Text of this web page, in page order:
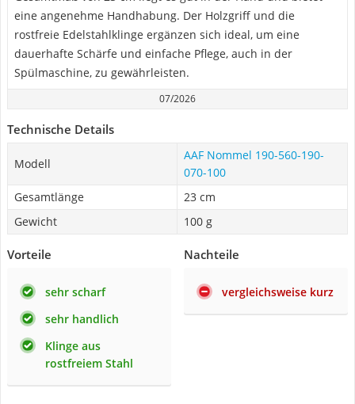
eine angenehme Handhabung. Der Holzgriff und die
rostfreie Edelstahlklinge ergänzen sich ideal, um eine
dauerhafte Schärfe und einfache Pflege, auch in der
Spülmaschine, zu gewährleisten.
07/2026
Technische Details
Modell
AAF Nommel 190-560-190-
070-100
Gesamtlänge
23 cm
Gewicht
100 g
Vorteile
sehr scharf
sehr handlich
Klinge aus
rostfreiem Stahl
Nachteile
vergleichsweise kurz